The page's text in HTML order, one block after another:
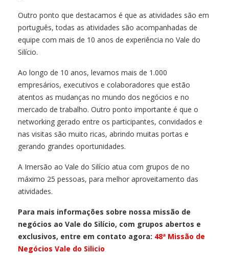
Outro ponto que destacamos é que as atividades são em
português, todas as atividades são acompanhadas de
equipe com mais de 10 anos de experiência no Vale do
Silício.
Ao longo de 10 anos, levamos mais de 1.000
empresários, executivos e colaboradores que estão
atentos as mudanças no mundo dos negócios e no
mercado de trabalho. Outro ponto importante é que o
networking gerado entre os participantes, convidados e
nas visitas são muito ricas, abrindo muitas portas e
gerando grandes oportunidades.
A Imersão ao Vale do Silício atua com grupos de no
máximo 25 pessoas, para melhor aproveitamento das
atividades.
Para mais informações sobre nossa missão de
negócios ao Vale do Silício, com grupos abertos e
exclusivos, entre em contato agora: 48ª Missão de
Negócios Vale do Silicio